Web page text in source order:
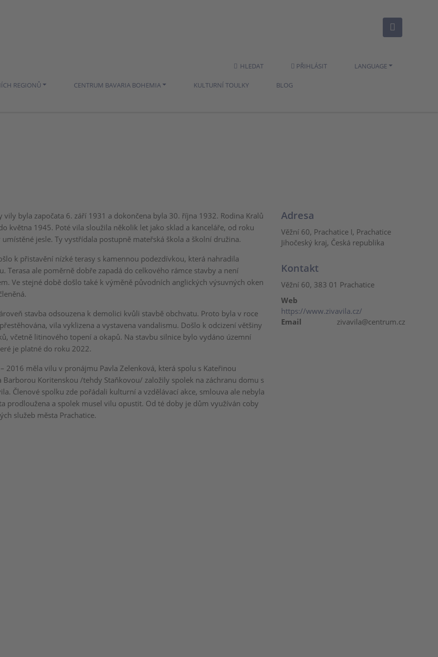
HLEDAT PŘIHLÁSIT LANGUAGE
REGIONŮ CENTRUM BAVARIA BOHEMIA KULTURNÍ TOULKY BLOG
vily byla započata 6. září 1931 a dokončena byla 30. října 1932. Rodina Kralů
května 1945. Poté vila sloužila několik let jako sklad a kanceláře, od roku
jesle. Ty vystřídala postupně mateřská škola a školní družina.
k přistavění nízké terasy s kamennou podezdívkou, která nahradila
Terasa ale poměrně dobře zapadá do celkového rámce stavby a není
Ve stejné době došlo také k výměně původních anglických výsuvných oken
stavba odsouzena k demolici kvůli stavbě obchvatu. Proto byla v roce
vila vyklizena a vystavena vandalismu. Došlo k odcizení většiny
včetně litinového topení a okapů. Na stavbu silnice bylo vydáno územní
je platné do roku 2022.
2016 měla vilu v pronájmu Pavla Zelenková, která spolu s Kateřinou
Barborou Koritenskou /tehdy Staňkovou/ založily spolek na záchranu domu s
Členové spolku zde pořádali kulturní a vzdělávací akce, smlouva ale nebyla
prodloužena a spolek musel vilu opustit. Od té doby je dům využíván coby
služeb města Prachatice.
Adresa
Věžní 60, Prachatice I, Prachatice
Jihočeský kraj, Česká republika
Kontakt
Věžní 60, 383 01 Prachatice
Web
https://www.zivavila.cz/
Email
zivavila@centrum.cz